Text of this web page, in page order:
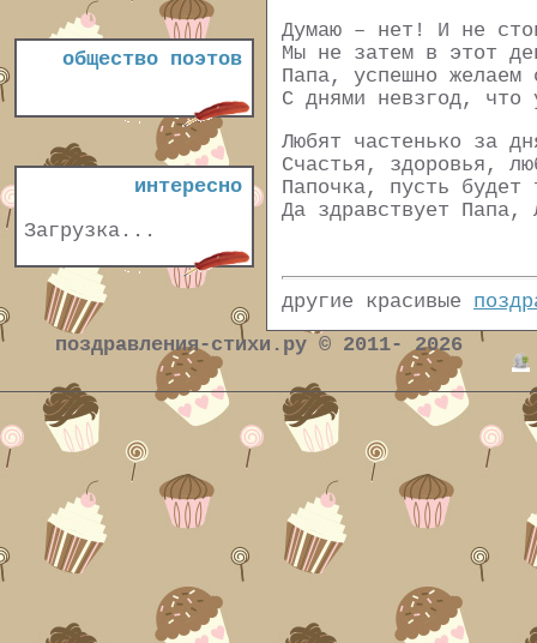
общество поэтов
интересно
Загрузка...
Думаю – нет! И не
Мы не затем в этот
Папа, успешно желаем
С днями невзгод, что
Любят частенько за
Счастья, здоровья,
Папочка, пусть
Да здравствует Папа,
другие красивые
поздравления-стихи.ру © 2011- 2026